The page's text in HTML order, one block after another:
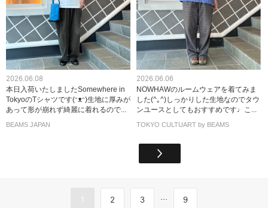
2026.06.08
本日入荷いたしましたSomewhere in
TokyoのTシャツです(ᵔᴥᵔ)生地に厚みが
あって形が崩れず綺麗に着れるので...
BEAMS JAPAN
2026.06.06
NOWHAWのルームウェアを着てみま
した(^｡^)しっかりした生地なのでタウ
ンユースとしてもおすすめです♩こ...
TOKYO CULTUART by BEAMS
1 2 3 ... 9